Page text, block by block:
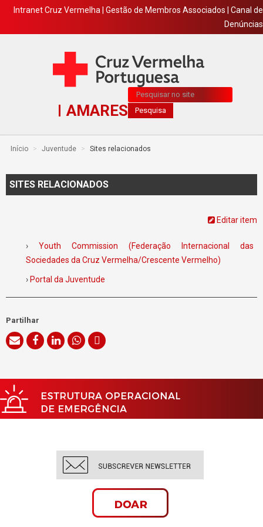
Intranet Cruz Vermelha Gestão de Membros Associados
Canal de
Denúncias
AMARES
Pesquisa...
Pesquisa
Início > Juventude > Sites relacionados
SITES RELACIONADOS
Editar item
›Youth Commission (Federação Internacional das
Sociedades da Cruz Vermelha/Crescente Vermelho)
›Portal da Juventude
Partilhar